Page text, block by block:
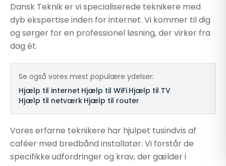
Dansk Teknik er vi specialiserede teknikere med
dyb ekspertise inden for internet. Vi kommer til dig
og sørger for en professionel løsning, der virker fra
dag ét.
Se også vores mest populære ydelser:
Hjælp til internet Hjælp til WiFi Hjælp til TV
Hjælp til netværk Hjælp til router
Vores erfarne teknikere har hjulpet tusindvis af
caféer med bredbånd installatør. Vi forstår de
specifikke udfordringer og krav, der gælder i